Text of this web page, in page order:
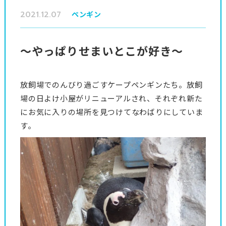
2021.12.07 ペンギン
～やっぱりせまいとこが好き～
放飼場でのんびり過ごすケープペンギンたち。放飼
場の日よけ小屋がリニューアルされ、それぞれ新た
にお気に入りの場所を見つけてなわばりにしていま
す。